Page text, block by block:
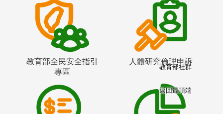
教育部全民安全指引
專區
人體研究倫理申訴
教育部社群
返回最頂端